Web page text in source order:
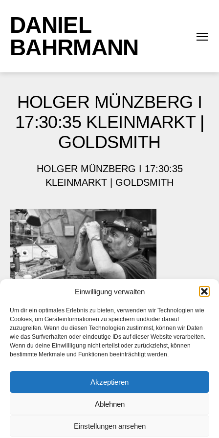
Einwilligung verwalten
Um dir ein optimales Erlebnis zu bieten, verwenden wir Technologien wie
Cookies, um Geräteinformationen zu speichern und/oder darauf
zuzugreifen. Wenn du diesen Technologien zustimmst, können wir Daten
wie das Surfverhalten oder eindeutige IDs auf dieser Website verarbeiten.
Wenn du deine Einwillligung nicht erteilst oder zurückziehst, können
bestimmte Merkmale und Funktionen beeinträchtigt werden.
Akzeptieren
Ablehnen
Einstellungen ansehen
DANIEL
BAHRMANN
HOLGER MÜNZBERG I
17:30:35 KLEINMARKT |
GOLDSMITH
HOLGER MÜNZBERG I 17:30:35
KLEINMARKT | GOLDSMITH
Das ist die Webseite desKünstlers Daniel Bahrmann. Die
Webseite des
Fotografen Daniel Bahrmann finden Sie
FacebookInstagram
Datenschutzerklärung